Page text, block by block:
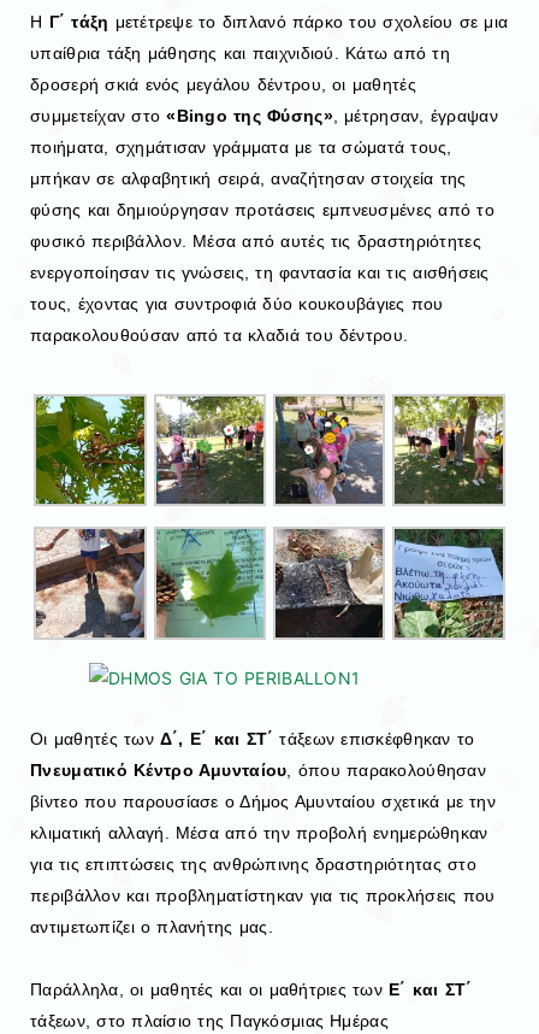
Η Γ΄ τάξη μετέτρεψε το διπλανό πάρκο του σχολείου σε μια
υπαίθρια τάξη μάθησης και παιχνιδιού. Κάτω από τη
δροσερή σκιά ενός μεγάλου δέντρου, οι μαθητές
συμμετείχαν στο«Bingo της Φύσης», μέτρησαν, έγραψαν
ποιήματα, σχημάτισαν γράμματα με τα σώματά τους,
μπήκαν σε αλφαβητική σειρά, αναζήτησαν στοιχεία της
φύσης και δημιούργησαν προτάσεις εμπνευσμένες από το
φυσικό περιβάλλον. Μέσα από αυτές τις δραστηριότητες
ενεργοποίησαν τις γνώσεις, τη φαντασία και τις αισθήσεις
τους, έχοντας για συντροφιά δύο κουκουβάγιες που
παρακολουθούσαν από τα κλαδιά του δέντρου.
Οι μαθητές των Δ΄, Ε΄ και ΣΤ΄ τάξεων επισκέφθηκαν το
Πνευματικό Κέντρο Αμυνταίου, όπου παρακολούθησαν
βίντεο που παρουσίασε ο Δήμος Αμυνταίου σχετικά με την
κλιματική αλλαγή. Μέσα από την προβολή ενημερώθηκαν
για τις επιπτώσεις της ανθρώπινης δραστηριότητας στο
περιβάλλον και προβληματίστηκαν για τις προκλήσεις που
αντιμετωπίζει ο πλανήτης μας.
Παράλληλα, οι μαθητές και οι μαθήτριες των Ε΄ και ΣΤ΄
τάξεων, στο πλαίσιο της Παγκόσμιας Ημέρας